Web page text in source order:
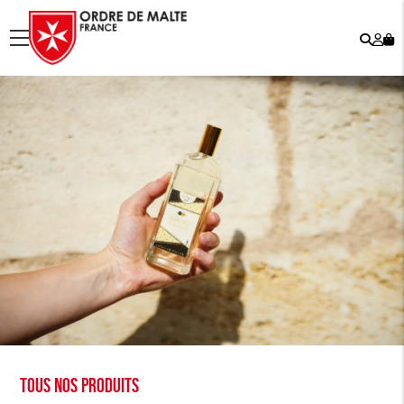
menu
Tous nos produits